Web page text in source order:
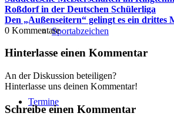
Sportabzeichen
Termine
Roßdorf in der Deutschen Schülerliga
Den „Außenseitern“ gelingt es ein drittes
0 Kommentare
Hinterlasse einen Kommentar
An der Diskussion beteiligen?
Hinterlasse uns deinen Kommentar!
Schreibe einen Kommentar